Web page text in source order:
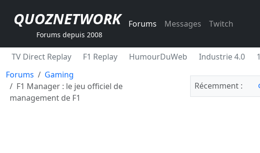
QUOZNETWORK
Forums depuis 2008
Forums Messages Twitch
TV Direct Replay F1 Replay HumourDuWeb Industrie 4.0
Forums
Gaming
F1 Manager : le jeu officiel de
management de F1
Récemment :